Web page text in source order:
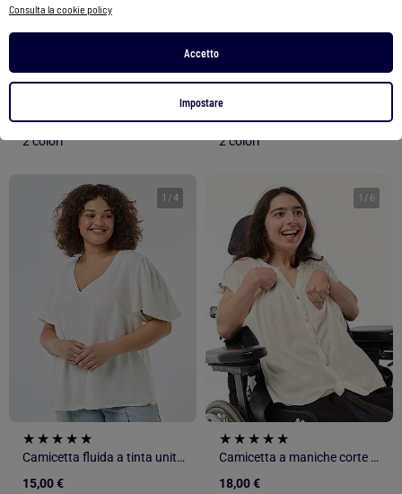
Consulta la cookie policy
Accetto
Impostare
2 colori 2 colori
1 /4
Camicetta fluida a tinta unita a maniche corte
15,00 €
1 / 6
Camicetta a maniche corte Facile da indossare
18,00 €